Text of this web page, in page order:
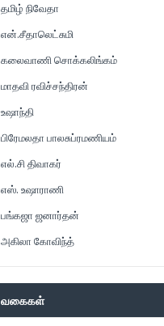
தமிழ் நிவேதா
என்.சீதாலெட்சுமி
கலைவாணி சொக்கலிங்கம்
மாதவி ரவிச்சந்திரன்
உஷாந்தி
பிரேமலதா பாலசுப்ரமணியம்
எல்.சி திவாகர்
எஸ். உஷாராணி
பங்கஜா ஜனார்தன்
அகிலா கோவிந்த்
வகைகள்